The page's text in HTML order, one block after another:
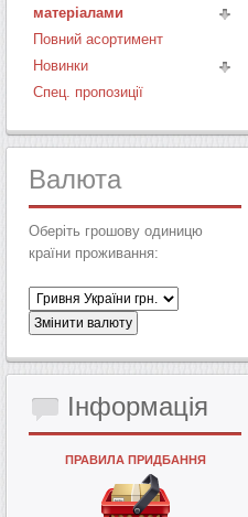
матеріалами
Повний асортимент
Новинки
Спец. пропозиції
Валюта
Оберіть грошову одиницю
країни проживання:
Інформація
ПРАВИЛА ПРИДБАННЯ